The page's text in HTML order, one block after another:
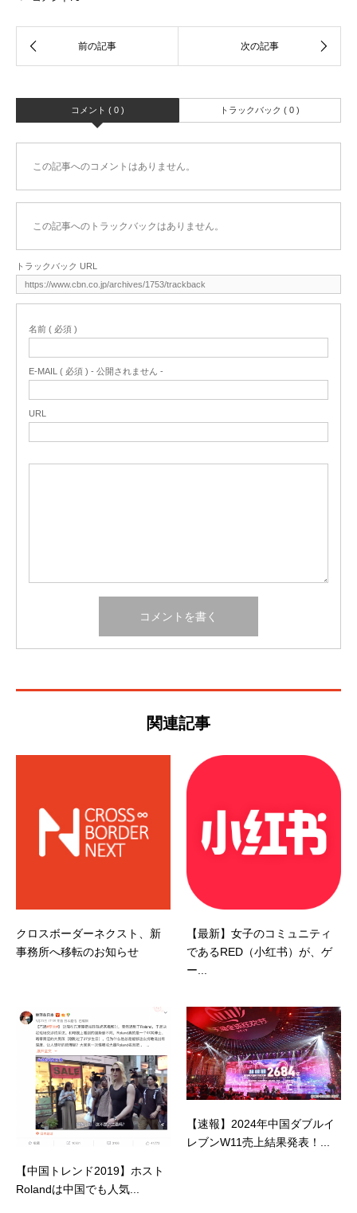
コメント ( 0 ) トラックバック ( 0 )
この記事へのコメントはありません。
この記事へのトラックバックはありません。
トラックバック URL
名前 ( 必須 )
E-MAIL ( 必須 ) - 公開されません -
URL
関連記事
クロスボーダーネクスト、新
事務所へ移転のお知らせ
【最新】女子のコミュニティ
であるRED（小红书）が、ゲ
ー...
【中国トレンド2019】ホスト
Rolandは中国でも人気...
【速報】2024年中国ダブルイ
レブンW11売上結果発表！...